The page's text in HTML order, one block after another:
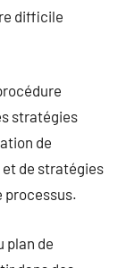
difficile
stratégies
de
de stratégies
processus.
plan de